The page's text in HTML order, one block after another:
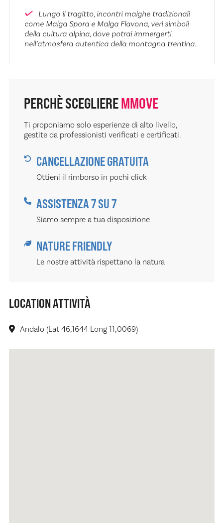
Lungo il tragitto, incontri malghe tradizionali
come Malga Spora e Malga Flavona, veri simboli
della cultura alpina, dove potrai immergerti
nell’atmosfera autentica della montagna trentina.
PERCHÈ SCEGLIEREMMOVE
Ti proponiamo solo esperienze di alto livello,
gestite da professionisti verificati e certificati.
CANCELLAZIONE GRATUITA
Ottieni il rimborso in pochi click
ASSISTENZA 7 SU 7
Siamo sempre a tua disposizione
NATURE FRIENDLY
Le nostre attività rispettano la natura
LOCATION ATTIVITÀ
Andalo (Lat 46,1644 Long 11,0069)